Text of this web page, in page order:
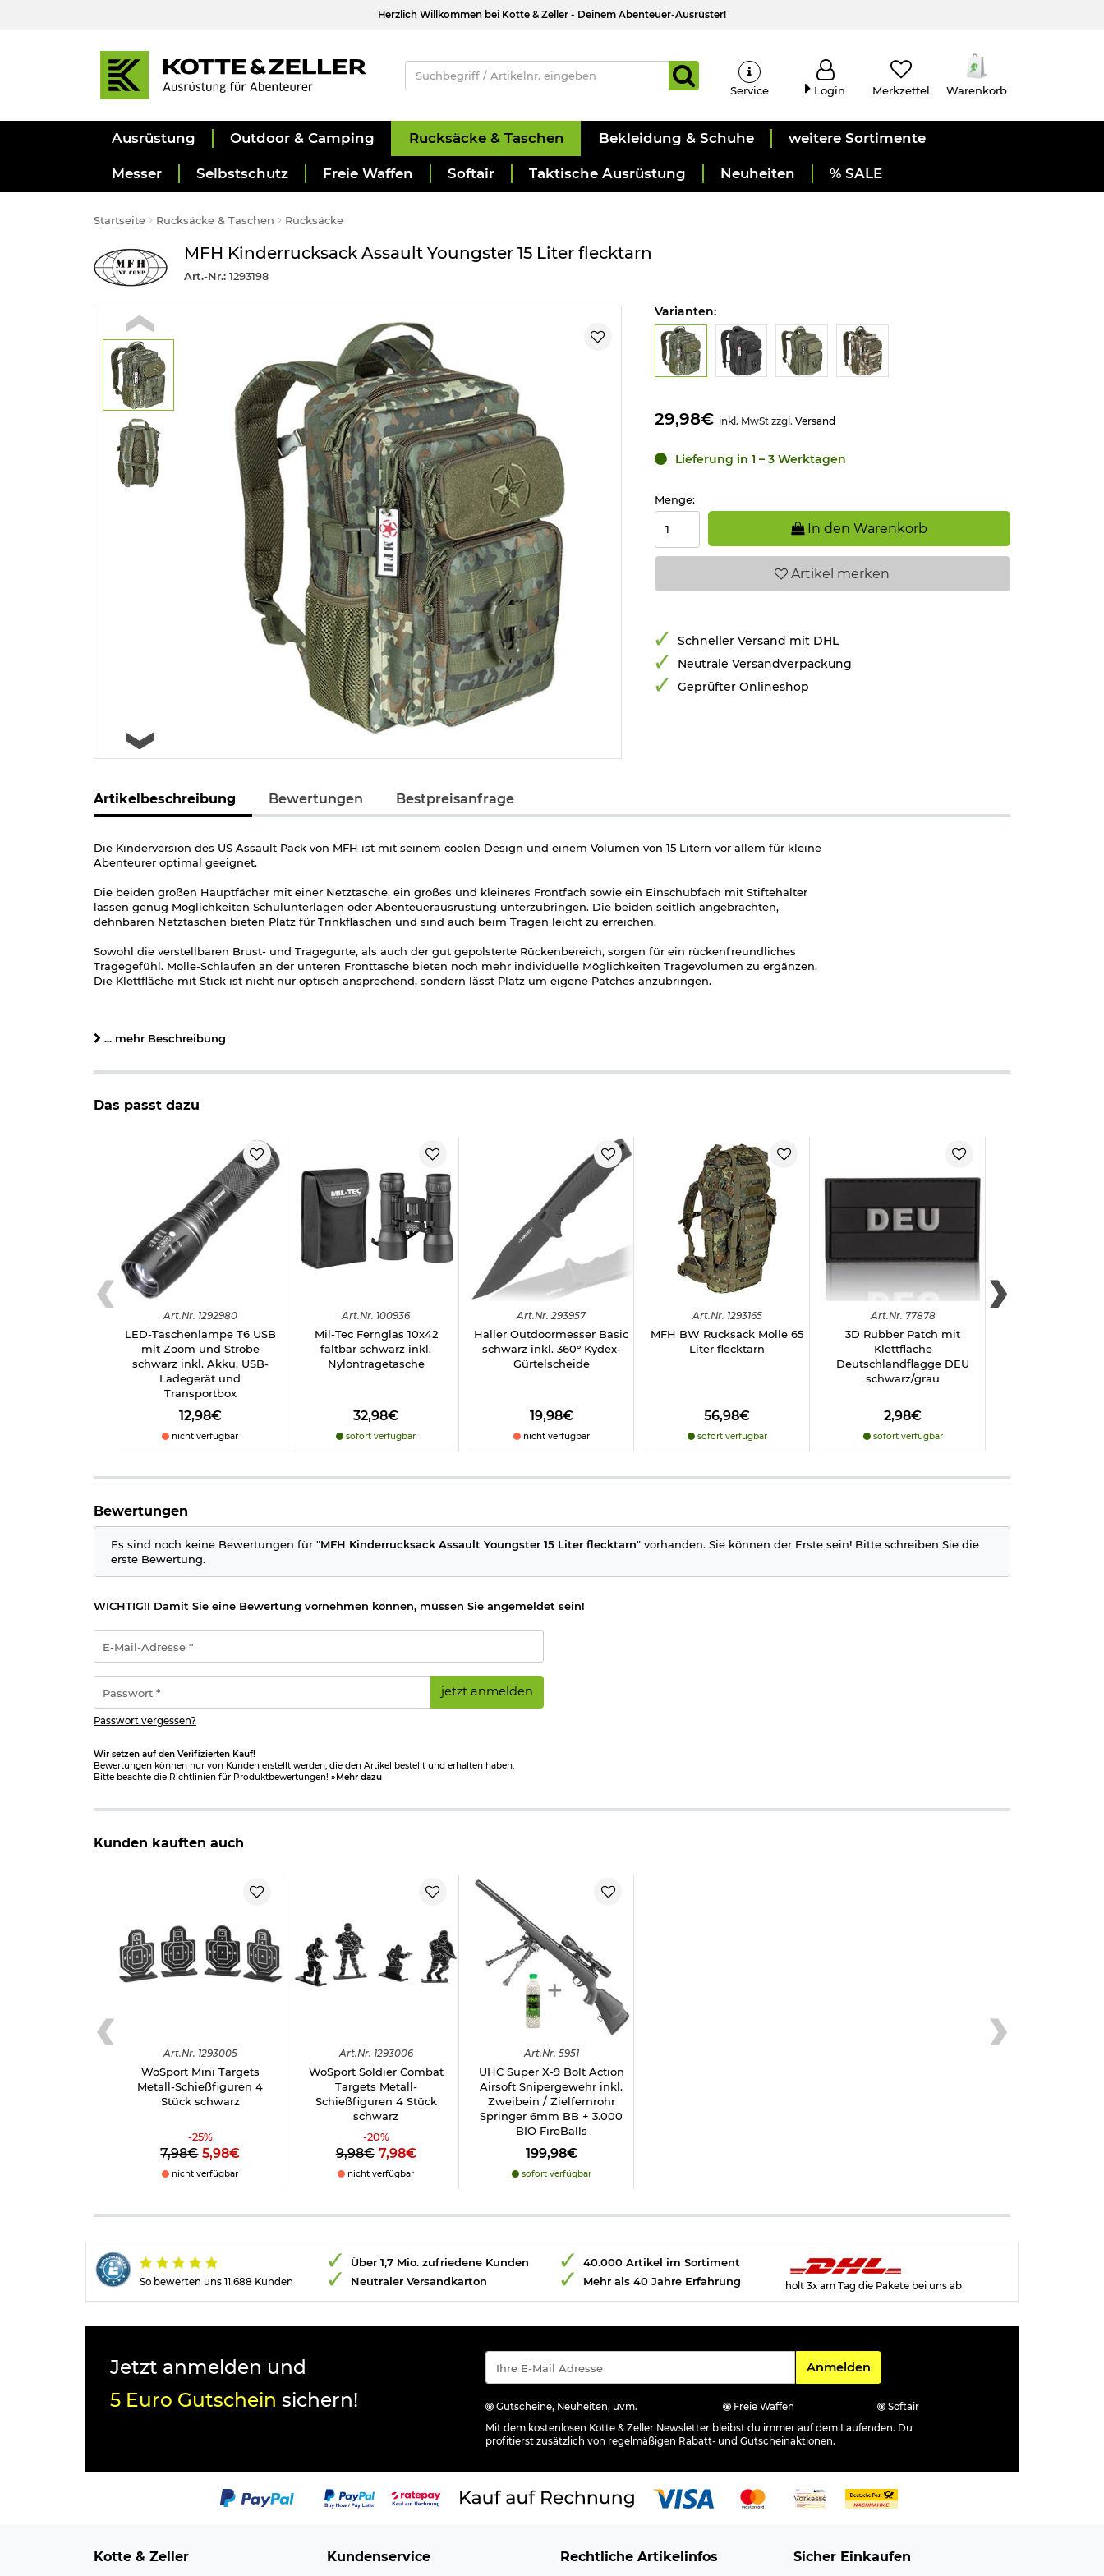
Herzlich Willkommen bei Kotte & Zeller - Deinem Abenteuer-Ausrüster!
Service Login Merkzettel Warenkorb
Ausrüstung Outdoor & Camping Rucksäcke & Taschen Bekleidung & Schuhe weitere Sortimente
Messer Selbstschutz Freie Waffen Softair Taktische Ausrüstung Neuheiten % SALE
Startseite Rucksäcke & Taschen Rucksäcke
MFH Kinderrucksack Assault Youngster 15 Liter flecktarn
Art.-Nr.: 1293198
Varianten:
29,98€ inkl. MwSt zzgl. Versand
Lieferung in 1 – 3 Werktagen
Menge:
In den Warenkorb
Artikel merken
Schneller Versand mit DHL
Neutrale Versandverpackung
Geprüfter Onlineshop
Artikelbeschreibung Bewertungen Bestpreisanfrage
Die Kinderversion des US Assault Pack von MFH ist mit seinem coolen Design und einem Volumen von 15 Litern vor allem für kleine
Abenteurer optimal geeignet.
Die beiden großen Hauptfächer mit einer Netztasche, ein großes und kleineres Frontfach sowie ein Einschubfach mit Stiftehalter
lassen genug Möglichkeiten Schulunterlagen oder Abenteuerausrüstung unterzubringen. Die beiden seitlich angebrachten,
dehnbaren Netztaschen bieten Platz für Trinkflaschen und sind auch beim Tragen leicht zu erreichen.
Sowohl die verstellbaren Brust- und Tragegurte, als auch der gut gepolsterte Rückenbereich, sorgen für ein rückenfreundliches
Tragegefühl. Molle-Schlaufen an der unteren Fronttasche bieten noch mehr individuelle Möglichkeiten Tragevolumen zu ergänzen.
Die Klettfläche mit Stick ist nicht nur optisch ansprechend, sondern lässt Platz um eigene Patches anzubringen.
verstellbare gepolsterte Trage- und Brustgurte mit D-Ringen
gepolsterter Rückenbereich
alle Fächer mit 2-Wege-Reißverschluss
kleine Fronttasche oben
große Fronttasche unten mit 2-Wege-Reißverschluss
Einschubfach mit Stifthalter
seitlich jeweils 1 Kompressionsriemen und 1 Netztasche
Molle-System vorne
praktischer Kunststoffkarabiner
MFH Schlüsselanhänger
Maße: ca. 23 x 37 x 22 cm
Fassungsvermögen: ca. 15 Liter
Gewicht: ca. 750 g
Material: 100% Polyester
Farbe: flecktarn
Marke: MFH
Herstellerinformationen
... mehr Beschreibung
Das passt dazu
Art.Nr. 1292980
LED-Taschenlampe T6 USB
mit Zoom und Strobe
schwarz inkl. Akku, USB-
Ladegerät und
Transportbox
12,98€
nicht verfügbar
Art.Nr. 100936
Mil-Tec Fernglas 10x42
faltbar schwarz inkl.
Nylontragetasche
32,98€
sofort verfügbar
Art.Nr. 293957
Haller Outdoormesser Basic
schwarz inkl. 360° Kydex-
Gürtelscheide
19,98€
nicht verfügbar
Art.Nr. 1293165
MFH BW Rucksack Molle 65
Liter flecktarn
56,98€
sofort verfügbar
Art.Nr. 77878
3D Rubber Patch mit
Klettfläche
Deutschlandflagge DEU
schwarz/grau
2,98€
sofort verfügbar
Bewertungen
Es sind noch keine Bewertungen für "MFH Kinderrucksack Assault Youngster 15 Liter flecktarn" vorhanden. Sie können der Erste sein! Bitte schreiben Sie die
erste Bewertung.
WICHTIG!! Damit Sie eine Bewertung vornehmen können, müssen Sie angemeldet sein!
Mail-
Adresse
*
jetzt anmelden
Passwort vergessen?
Wir setzen auf den Verifizierten Kauf!
Bewertungen können nur von Kunden erstellt werden, die den Artikel bestellt und erhalten haben.
Bitte beachte die Richtlinien für Produktbewertungen! »Mehr dazu
Kunden kauften auch
Art.Nr. 1293005
WoSport Mini Targets
Metall-Schießfiguren 4
Stück schwarz
-25%
7,98€ 5,98€
nicht verfügbar
Art.Nr. 1293006
WoSport Soldier Combat
Targets Metall-
Schießfiguren 4 Stück
schwarz
-20%
9,98€ 7,98€
nicht verfügbar
Art.Nr. 5951
UHC Super X-9 Bolt Action
Airsoft Snipergewehr inkl.
Zweibein / Zielfernrohr
Springer 6mm BB + 3.000
BIO FireBalls
199,98€
sofort verfügbar
So bewerten uns 11.688 Kunden
Über 1,7 Mio. zufriedene Kunden
Neutraler Versandkarton
40.000 Artikel im Sortiment
Mehr als 40 Jahre Erfahrung
holt 3x am Tag die Pakete bei uns ab
Jetzt anmelden und
5 Euro Gutschein sichern!
Für den Newsletter
Anmelden
Gutscheine, Neuheiten, uvm. Freie Waffen
Softair
Mit dem kostenlosen Kotte & Zeller Newsletter bleibst du immer auf dem Laufenden. Du
profitierst zusätzlich von regelmäßigen Rabatt- und Gutscheinaktionen.
Kotte & Zeller Kundenservice Rechtliche Artikelinfos Sicher Einkaufen